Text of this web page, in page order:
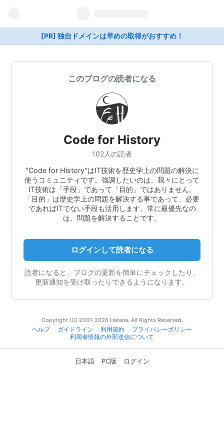
[PR] 独自ドメインは早めの取得がおすすめ！
このブログの読者になる
Code for History
102人の読者
"Code for History"はIT技術を歴史学上の問題の解決に
使うコミュニティです。強調したいのは、我々にとって
IT技術は「手段」であって「目的」ではありません。
「目的」は歴史学上の問題を解決する事であって、必要
であればITでない手段も活用します。常に最優先なの
は、問題を解決することです。
ログインして読者になる
読者になると、ブログの更新を簡単にチェックしたり、
更新通知を受け取ったりできるようになります。
Copyright (C) 2001-2026 Hatena. All Rights Reserved.
ヘルプ
ガイドライン 利用規約
プライバシーポリシー
利用者情報の外部送信について
日本語 PC版 ログイン